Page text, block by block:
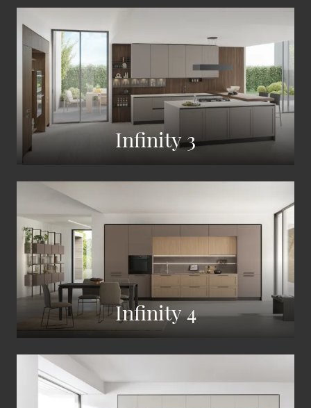
Infinity 3
Infinity 4